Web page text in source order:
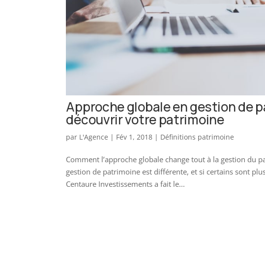
Approche globale en gestion de
découvrir votre patrimoine
par L'Agence | Fév 1, 2018 | Définitions patrimoine
Comment l’approche globale change tout à la gestion du
gestion de patrimoine est différente, et si certains sont
Centaure Investissements a fait le...